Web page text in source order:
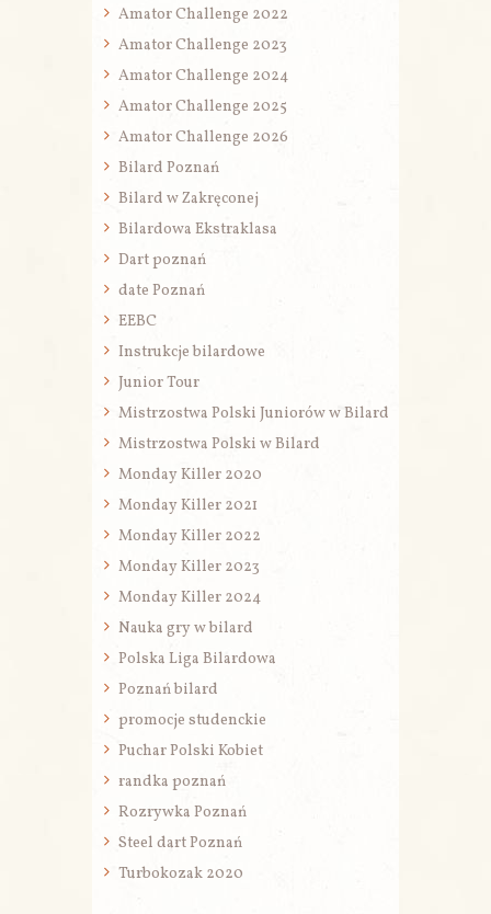
Amator Challenge 2022
Amator Challenge 2023
Amator Challenge 2024
Amator Challenge 2025
Amator Challenge 2026
Bilard Poznań
Bilard w Zakręconej
Bilardowa Ekstraklasa
Dart poznań
date Poznań
EEBC
Instrukcje bilardowe
Junior Tour
Mistrzostwa Polski Juniorów w Bilard
Mistrzostwa Polski w Bilard
Monday Killer 2020
Monday Killer 2021
Monday Killer 2022
Monday Killer 2023
Monday Killer 2024
Nauka gry w bilard
Polska Liga Bilardowa
Poznań bilard
promocje studenckie
Puchar Polski Kobiet
randka poznań
Rozrywka Poznań
Steel dart Poznań
Turbokozak 2020